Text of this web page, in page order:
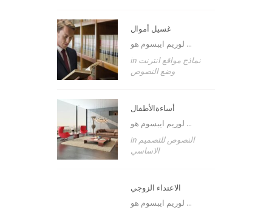
غسيل أموال
لوريم ايبسوم هو ...
in نماذج مواقع انترنت
وضع النصوص
أساءةالأطفال
لوريم ايبسوم هو ...
in
النصوصللتصميم
الاساسي
الاعتداء الزوجي
لوريم ايبسوم هو ...